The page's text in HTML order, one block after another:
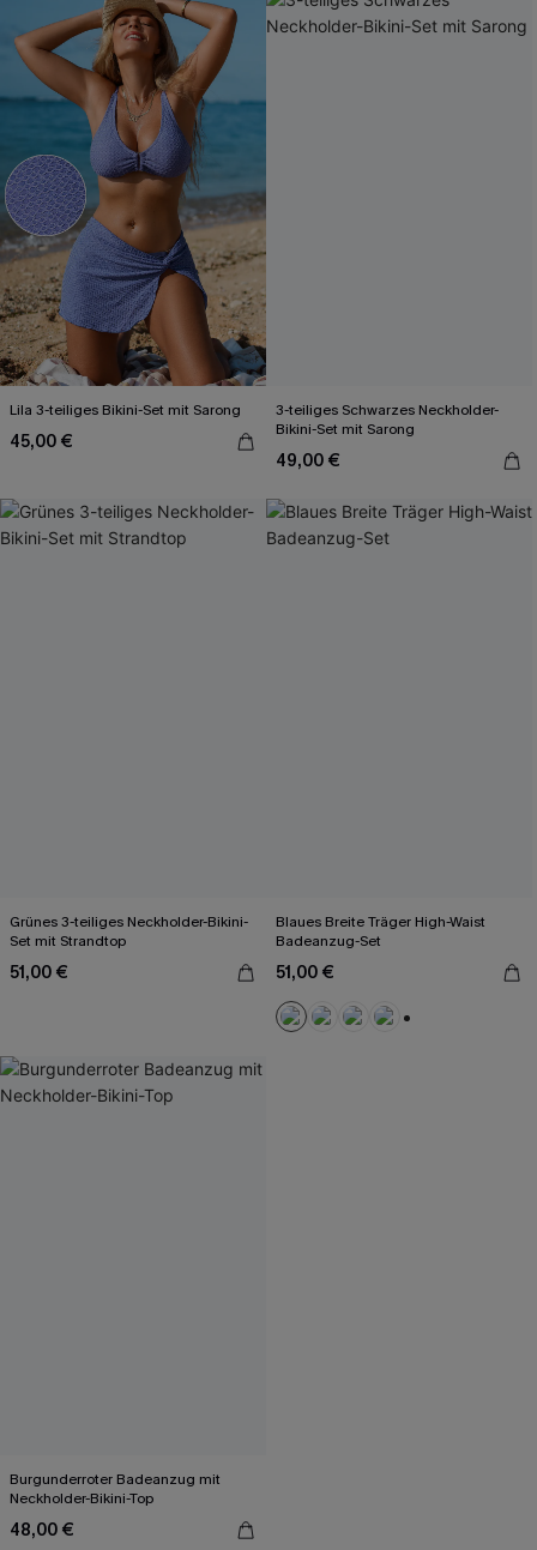
Lila 3-teiliges Bikini-Set mit Sarong
45,00 €
3-teiliges Schwarzes Neckholder-
Bikini-Set mit Sarong
49,00 €
Grünes 3-teiliges Neckholder-Bikini-
Set mit Strandtop
51,00 €
Blaues Breite Träger High-Waist
Badeanzug-Set
51,00 €
Burgunderroter Badeanzug mit
Neckholder-Bikini-Top
48,00 €